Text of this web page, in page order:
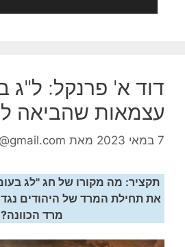
דוד א' פרנקל: ל"ג
עצמאות שהביאה
7 במאי 2023 מאת
תקציר: מה מקורו של חג "לג
את תחילת המרד של היהודים
מרד הכוונה?